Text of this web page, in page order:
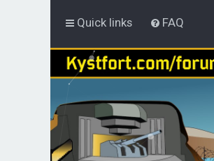
Quick links FAQ